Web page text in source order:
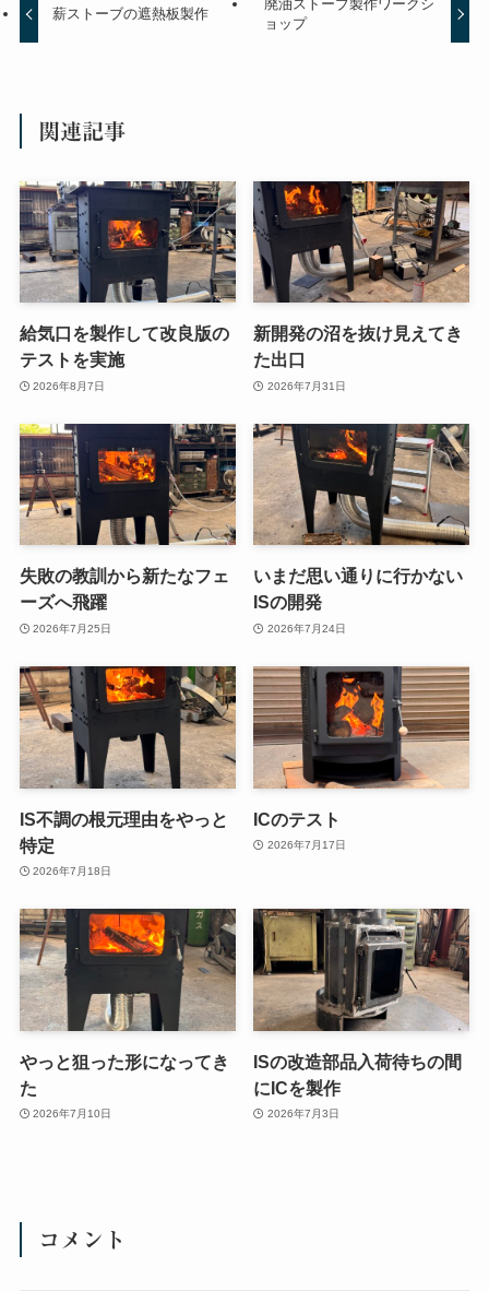
薪ストーブの遮熱板製作
廃油ストーブ製作ワークシ
ョップ
関連記事
給気口を製作して改良版の
テストを実施
2026年8月7日
新開発の沼を抜け見えてき
た出口
2026年7月31日
失敗の教訓から新たなフェ
ーズへ飛躍
2026年7月25日
いまだ思い通りに行かない
ISの開発
2026年7月24日
IS不調の根元理由をやっと
特定
2026年7月18日
ICのテスト
2026年7月17日
やっと狙った形になってき
た
2026年7月10日
ISの改造部品入荷待ちの間
にICを製作
2026年7月3日
コメント